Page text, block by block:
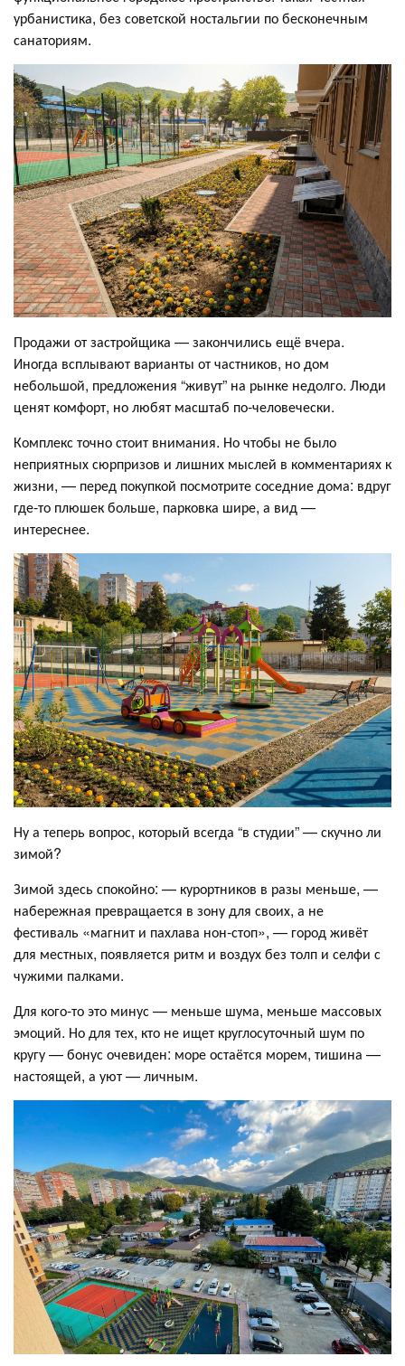
урбанистика, без советской ностальгии по бесконечным
санаториям.
Продажи от застройщика — закончились ещё вчера.
Иногда всплывают варианты от частников, но дом
небольшой, предложения “живут” на рынке недолго. Люди
ценят комфорт, но любят масштаб по‑человечески.
Комплекс точно стоит внимания. Но чтобы не было
неприятных сюрпризов и лишних мыслей в комментариях к
жизни, — перед покупкой посмотрите соседние дома: вдруг
где-то плюшек больше, парковка шире, а вид —
интереснее.
Ну а теперь вопрос, который всегда “в студии” — скучно ли
зимой?
Зимой здесь спокойно: — курортников в разы меньше, —
набережная превращается в зону для своих, а не
фестиваль «магнит и пахлава нон‑стоп», — город живёт
для местных, появляется ритм и воздух без толп и селфи с
чужими палками.
Для кого-то это минус — меньше шума, меньше массовых
эмоций. Но для тех, кто не ищет круглосуточный шум по
кругу — бонус очевиден: море остаётся морем, тишина —
настоящей, а уют — личным.